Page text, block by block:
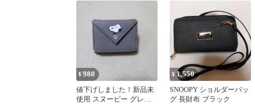
ーン
¥980
値下げしました！新品未
使用 スヌーピー グレー
¥ 1,550
SNOOPY ショルダーバッ
グ 長財布 ブラック